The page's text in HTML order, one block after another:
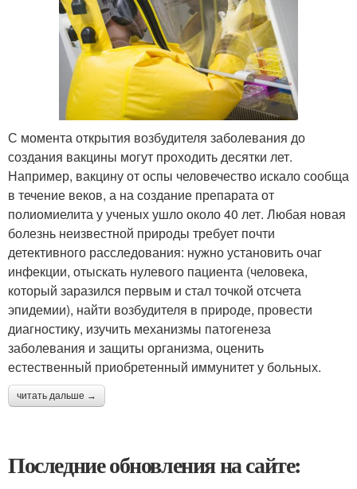
С момента открытия возбудителя заболевания до
создания вакцины могут проходить десятки лет.
Например, вакцину от оспы человечество искало сообща
в течение веков, а на создание препарата от
полиомиелита у ученых ушло около 40 лет. Любая новая
болезнь неизвестной природы требует почти
детективного расследования: нужно установить очаг
инфекции, отыскать нулевого пациента (человека,
который заразился первым и стал точкой отсчета
эпидемии), найти возбудителя в природе, провести
диагностику, изучить механизмы патогенеза
заболевания и защиты организма, оценить
естественный приобретенный иммунитет у больных.
читать дальше →
Последние обновления на сайте: